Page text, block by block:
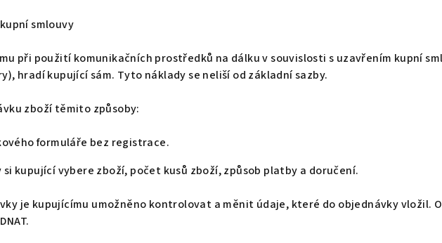
smlouvy
při použití komunikačních prostředků na dálku v souvislosti s uzavřením kupní
hradí kupující sám. Tyto náklady se neliší od základní sazby.
zboží těmito způsoby:
formuláře bez registrace.
si kupující vybere zboží, počet kusů zboží, způsob platby a doručení.
je kupujícímu umožněno kontrolovat a měnit údaje, které do objednávky vložil.